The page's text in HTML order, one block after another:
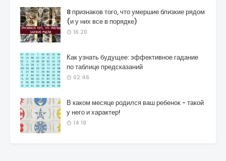
8 признаков того, что умершие близкие рядом
(и у них все в порядке)
16:20
Как узнать будущее: эффективное гадание
по таблице предсказаний
02:46
В каком месяце родился ваш ребенок - такой
у него и характер!
14:19